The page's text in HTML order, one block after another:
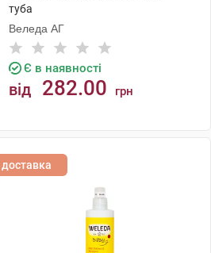
туба
Веледа АГ
Є в наявності
від 282.00 грн
доставка